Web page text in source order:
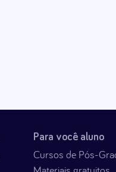
Para você aluno
Cursos de Pós-